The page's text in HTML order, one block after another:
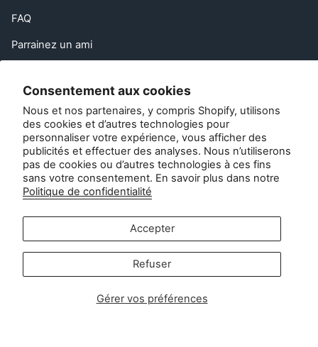
Consentement aux cookies
Nous et nos partenaires, y compris Shopify, utilisons
des cookies et d’autres technologies pour
personnaliser votre expérience, vous afficher des
publicités et effectuer des analyses. Nous n’utiliserons
pas de cookies ou d’autres technologies à ces fins
sans votre consentement. En savoir plus dans notre
Politique de confidentialité
Gérer vos préférences
Accepter
Refuser
FAQ
Parrainez un ami
Contact
Service à la clientèle :
info@zipsterbaby.com
Demandes de renseignements de la part de la presse ou
des partenaires :
press@zipsterbaby.com
Socialisez avec nous